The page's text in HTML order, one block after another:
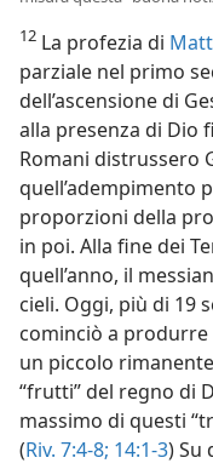
12 La profezia di
parziale nel primo
dell’ascensione di
alla presenza di Dio
Romani distrussero
quell’adempimento
proporzioni della
in poi. Alla fine dei
quell’anno, il
cieli. Oggi, più di 19
cominciò a produrre
un piccolo
“frutti” del regno di
massimo di questi
(Riv. 7:4-8; 14:1-3) Su